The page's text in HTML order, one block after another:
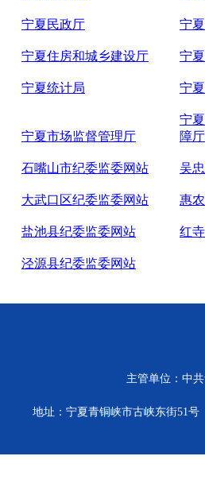
宁夏民政厅 宁
宁夏住房和城乡建设厅 宁
宁夏统计局 宁
宁夏市场监督管理厅
宁
障厅
石嘴山市纪委监委网站 吴
大武口区纪委监委网站 惠
盐池县纪委监委网站 红
泾源县纪委监委网站
主管单位：中
地址：宁夏青铜峡市古峡东街51